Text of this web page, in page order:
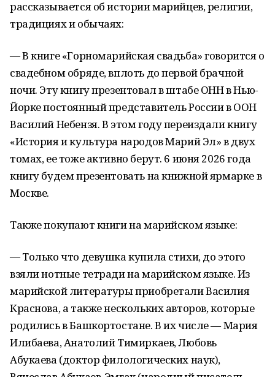
рассказывается об истории марийцев, религии,
традициях и обычаях:
— В книге «Горномарийская свадьба» говорится о
свадебном обряде, вплоть до первой брачной
ночи. Эту книгу презентовал в штабе ОНН в Нью-
Йорке постоянный представитель России в ООН
Василий Небензя. В этом году переиздали книгу
«История и культура народов Марий Эл» в двух
томах, ее тоже активно берут. 6 июня 2026 года
книгу будем презентовать на книжной ярмарке в
Москве.
Также покупают книги на марийском языке:
— Только что девушка купила стихи, до этого
взяли нотные тетради на марийском языке. Из
марийской литературы приобретали Василия
Краснова, а также нескольких авторов, которые
родились в Башкортостане. В их числе — Мария
Илибаева, Анатолий Тимиркаев, Любовь
Абукаева (доктор филологических наук),